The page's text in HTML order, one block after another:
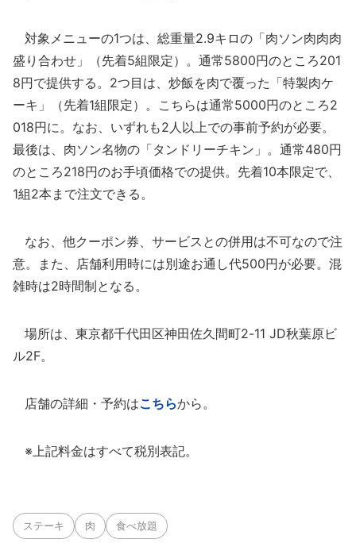
対象メニューの1つは、総重量2.9キロの「肉ソン肉肉肉
盛り合わせ」（先着5組限定）。通常5800円のところ201
8円で提供する。2つ目は、炒飯を肉で覆った「特製肉ケ
ーキ」（先着1組限定）。こちらは通常5000円のところ2
018円に。なお、いずれも2人以上での事前予約が必要。
最後は、肉ソン名物の「タンドリーチキン」。通常480円
のところ218円のお手頃価格での提供。先着10本限定で、
1組2本まで注文できる。
なお、他クーポン券、サービスとの併用は不可なので注
意。また、店舗利用時には別途お通し代500円が必要。混
雑時は2時間制となる。
場所は、東京都千代田区神田佐久間町2-11 JD秋葉原ビ
ル2F。
店舗の詳細・予約はこちらから。
※上記料金はすべて税別表記。
ステーキ 肉 食べ放題